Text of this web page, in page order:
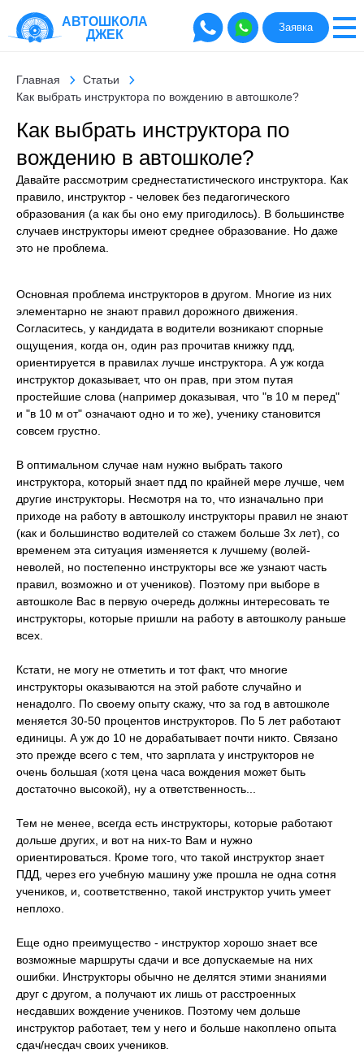
АВТОШКОЛА
ДЖЕК
Заявка
Главная
Статьи
Как выбрать инструктора по вождению в автошколе?
Как выбрать инструктора по
вождению в автошколе?
Давайте рассмотрим среднестатистического инструктора. Как
правило, инструктор - человек без педагогического
образования (а как бы оно ему пригодилось). В большинстве
случаев инструкторы имеют среднее образование. Но даже
это не проблема.
Основная проблема инструкторов в другом. Многие из них
элементарно не знают правил дорожного движения.
Согласитесь, у кандидата в водители возникают спорные
ощущения, когда он, один раз прочитав книжку пдд,
ориентируется в правилах лучше инструктора. А уж когда
инструктор доказывает, что он прав, при этом путая
простейшие слова (например доказывая, что "в 10 м перед"
и "в 10 м от" означают одно и то же), ученику становится
совсем грустно.
В оптимальном случае нам нужно выбрать такого
инструктора, который знает пдд по крайней мере лучше, чем
другие инструкторы. Несмотря на то, что изначально при
приходе на работу в автошколу инструкторы правил не знают
(как и большинство водителей со стажем больше 3х лет), со
временем эта ситуация изменяется к лучшему (волей-
неволей, но постепенно инструкторы все же узнают часть
правил, возможно и от учеников). Поэтому при выборе в
автошколе Вас в первую очередь должны интересовать те
инструкторы, которые пришли на работу в автошколу раньше
всех.
Кстати, не могу не отметить и тот факт, что многие
инструкторы оказываются на этой работе случайно и
ненадолго. По своему опыту скажу, что за год в автошколе
меняется 30-50 процентов инструкторов. По 5 лет работают
единицы. А уж до 10 не дорабатывает почти никто. Связано
это прежде всего с тем, что зарплата у инструкторов не
очень большая (хотя цена часа вождения может быть
достаточно высокой), ну а ответственность...
Тем не менее, всегда есть инструкторы, которые работают
дольше других, и вот на них-то Вам и нужно
ориентироваться. Кроме того, что такой инструктор знает
ПДД, через его учебную машину уже прошла не одна сотня
учеников, и, соответственно, такой инструктор учить умеет
неплохо.
Еще одно преимущество - инструктор хорошо знает все
возможные маршруты сдачи и все допускаемые на них
ошибки. Инструкторы обычно не делятся этими знаниями
друг с другом, а получают их лишь от расстроенных
несдавших вождение учеников. Поэтому чем дольше
инструктор работает, тем у него и больше накоплено опыта
сдач/несдач своих учеников.